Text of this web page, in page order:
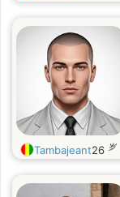
Tambajeant26 岁